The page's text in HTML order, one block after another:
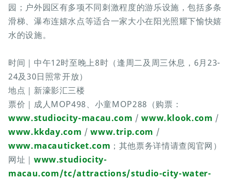
园；户外园区有多项不同刺激程度的游乐设施，包括多条
滑梯、瀑布连嬉水点等适合一家大小在阳光照耀下愉快嬉
水的设施。
时间｜中午12时至晚上8时（逢周二及周三休息，6月23-
24及30日照常开放）
地点｜新濠影汇三楼
票价｜成人MOP498、小童MOP288（购票：
www.studiocity-macau.com /www.klook.com /
www.kkday.com /www.trip.com /
www.macauticket.com ；其他票务详情请查阅官网）
网址｜ www.studiocity-
macau.com/tc/attractions/studio-city-water-